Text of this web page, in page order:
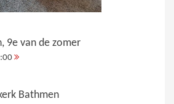
9e van de zomer
Bathmen